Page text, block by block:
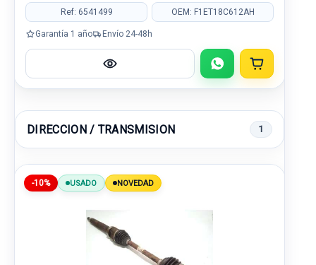
Ref: 6541499 OEM: F1ET18C612AH
Garantía 1 año Envío 24-48h
DIRECCION / TRANSMISION 1
-10% USADO NOVEDAD